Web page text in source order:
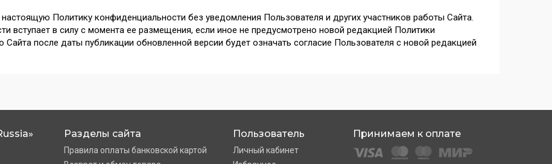
Политику конфиденциальности без уведомления Пользователя и других участников работы Сайта.
вступает в силу с момента ее размещения, если иное не предусмотрено новой редакцией Политики
после даты публикации обновленной версии будет означать согласие Пользователя с новой редакцией
Разделы сайта
Правила оплаты банковской картой
Пользователь
Личный кабинет
Принимаем к оплате